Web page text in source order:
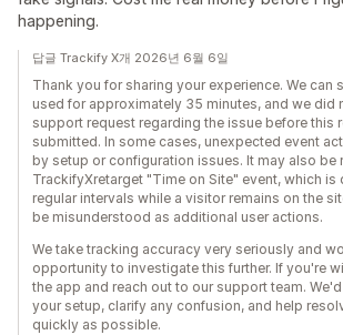
happening.
답글 Trackify X개 2026년 6월 6일
Thank you for sharing your experience. We can
used for approximately 35 minutes, and we did
support request regarding the issue before this
submitted. In some cases, unexpected event
by setup or configuration issues. It may also be
TrackifyXretarget "Time on Site" event, which is
regular intervals while a visitor remains on the
be misunderstood as additional user actions.
We take tracking accuracy very seriously and
opportunity to investigate this further. If you're
the app and reach out to our support team.
your setup, clarify any confusion, and help
quickly as possible.